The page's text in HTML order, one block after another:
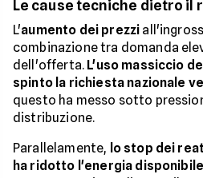
Le cause tecniche dietro il
L'aumento dei prezzi
combinazione tra domanda
dell'offerta. L'uso massiccio
spinto la richiesta nazionale
questo ha messo sotto
distribuzione.
Parallelamente, lo stop dei
ha ridotto l'energia